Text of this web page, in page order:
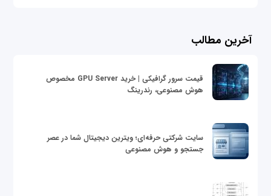
آخرین مطالب
قیمت سرور گرافیکی | خرید GPU Server مخصوص
هوش مصنوعی، رندرینگ
سایت شرکتی حرفه‌ای؛ ویترین دیجیتال شما در عصر
جستجو و هوش مصنوعی